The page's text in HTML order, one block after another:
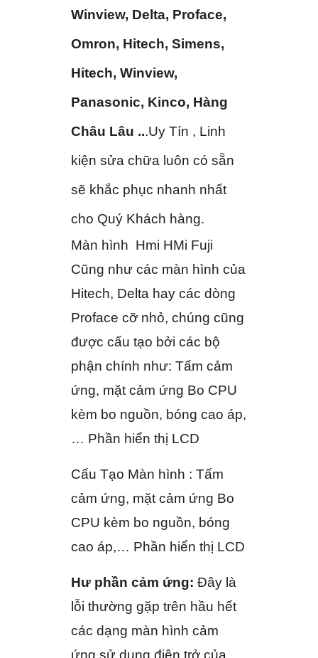
Winview, Delta, Proface,
Omron, Hitech, Simens,
Hitech, Winview,
Panasonic, Kinco, Hàng
Châu Lâu ...Uy Tín , Linh
kiện sửa chữa luôn có sẵn
sẽ khắc phục nhanh nhất
cho Quý Khách hàng.
Màn hình Hmi HMi Fuji
Cũng như các màn hình của
Hitech, Delta hay các dòng
Proface cỡ nhỏ, chúng cũng
được cấu tạo bởi các bộ
phận chính như: Tấm cảm
ứng, mặt cảm ứng Bo CPU
kèm bo nguồn, bóng cao áp,
… Phần hiển thị LCD
Cấu Tạo Màn hình : Tấm
cảm ứng, mặt cảm ứng Bo
CPU kèm bo nguồn, bóng
cao áp,… Phần hiển thị LCD
Hư phần cảm ứng:Đây là
lỗi thường gặp trên hầu hết
các dạng màn hình cảm
ứng sử dụng điện trở của